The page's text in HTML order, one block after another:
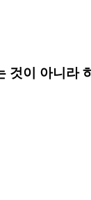
것이 아니라